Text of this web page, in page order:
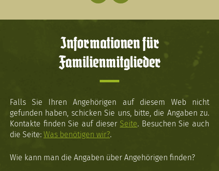
Informationen für
Familienmitglieder
Falls Sie Ihren Angehörigen auf diesem Web nicht
gefunden haben, schicken Sie uns, bitte, die Angaben zu.
Kontakte finden Sie auf dieser Seite. Besuchen Sie auch
die Seite: Was benötigen wir?.
Wie kann man die Angaben über Angehörigen finden?